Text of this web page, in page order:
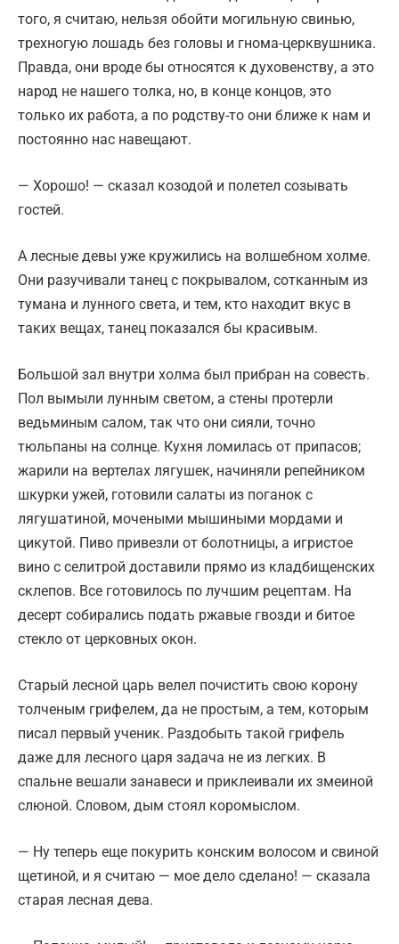
того, я считаю, нельзя обойти могильную свинью,
трехногую лошадь без головы и гнома-церквушника.
Правда, они вроде бы относятся к духовенству, а это
народ не нашего толка, но, в конце концов, это
только их работа, а по родству-то они ближе к нам и
постоянно нас навещают.
— Хорошо! — сказал козодой и полетел созывать
гостей.
А лесные девы уже кружились на волшебном холме.
Они разучивали танец с покрывалом, сотканным из
тумана и лунного света, и тем, кто находит вкус в
таких вещах, танец показался бы красивым.
Большой зал внутри холма был прибран на совесть.
Пол вымыли лунным светом, а стены протерли
ведьминым салом, так что они сияли, точно
тюльпаны на солнце. Кухня ломилась от припасов;
жарили на вертелах лягушек, начиняли репейником
шкурки ужей, готовили салаты из поганок с
лягушатиной, мочеными мышиными мордами и
цикутой. Пиво привезли от болотницы, а игристое
вино с селитрой доставили прямо из кладбищенских
склепов. Все готовилось по лучшим рецептам. На
десерт собирались подать ржавые гвозди и битое
стекло от церковных окон.
Старый лесной царь велел почистить свою корону
толченым грифелем, да не простым, а тем, которым
писал первый ученик. Раздобыть такой грифель
даже для лесного царя задача не из легких. В
спальне вешали занавеси и приклеивали их змеиной
слюной. Словом, дым стоял коромыслом.
— Ну теперь еще покурить конским волосом и свиной
щетиной, и я считаю — мое дело сделано! — сказала
старая лесная дева.